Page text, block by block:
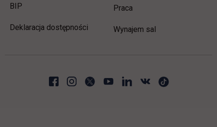
BIP link otwiera się w nowej karcie
Deklaracja dostępności
Praca
Wynajem sal